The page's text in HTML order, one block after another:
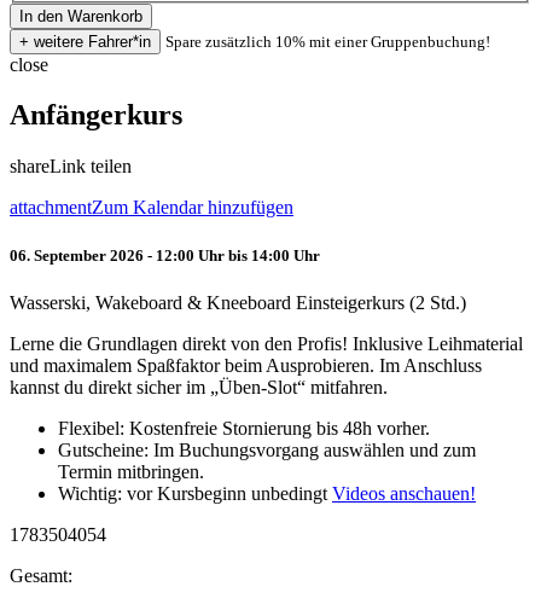
Spare zusätzlich 10% mit einer Gruppenbuchung!
close
Anfängerkurs
shareLink teilen
attachmentZum Kalendar hinzufügen
06. September 2026 - 12:00 Uhr bis 14:00 Uhr
Wasserski, Wakeboard & Kneeboard Einsteigerkurs (2 Std.)
Lerne die Grundlagen direkt von den Profis! Inklusive Leihmaterial
und maximalem Spaßfaktor beim Ausprobieren. Im Anschluss
kannst du direkt sicher im „Üben-Slot“ mitfahren.
Flexibel: Kostenfreie Stornierung bis 48h vorher.
Gutscheine: Im Buchungsvorgang auswählen und zum
Termin mitbringen.
Wichtig: vor Kursbeginn unbedingt Videos anschauen!
1783504054
Gesamt: